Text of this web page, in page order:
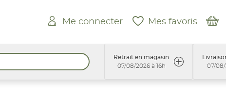
Me connecter Mes favoris
Retrait en magasin
07/08/2026 à 16h
07/08/